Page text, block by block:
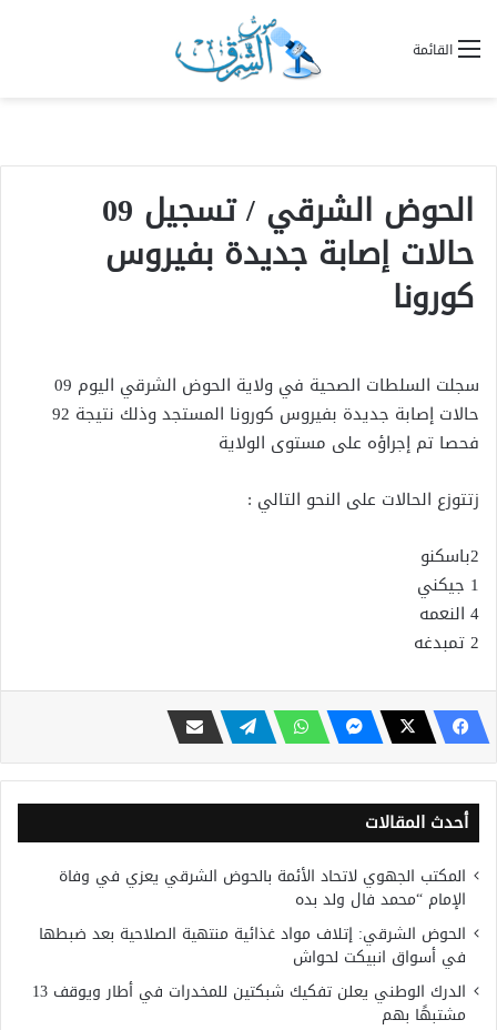
القائمة
الحوض الشرقي / تسجيل 09
حالات إصابة جديدة بفيروس
كورونا
سجلت السلطات الصحية في ولاية الحوض الشرقي اليوم 09
حالات إصابة جديدة بفيروس كورونا المستجد وذلك نتيجة 92
فحصا تم إجراؤه على مستوى الولاية
زتتوزع الحالات على النحو التالي :
2باسكنو
1 جيكني
4 النعمه
2 تمبدغه
أحدث المقالات
المكتب الجهوي لاتحاد الأئمة بالحوض الشرقي يعزي في وفاة
الإمام “محمد فال ولد بده
الحوض الشرقي: إتلاف مواد غذائية منتهية الصلاحية بعد ضبطها
في أسواق انبيكت لحواش
الدرك الوطني يعلن تفكيك شبكتين للمخدرات في أطار ويوقف 13
مشتبهًا بهم